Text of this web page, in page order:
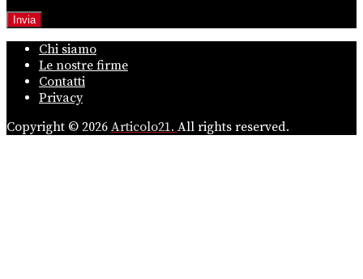
Chi siamo
Le nostre firme
Contatti
Privacy
Copyright © 2026 Articolo21. All rights reserved.